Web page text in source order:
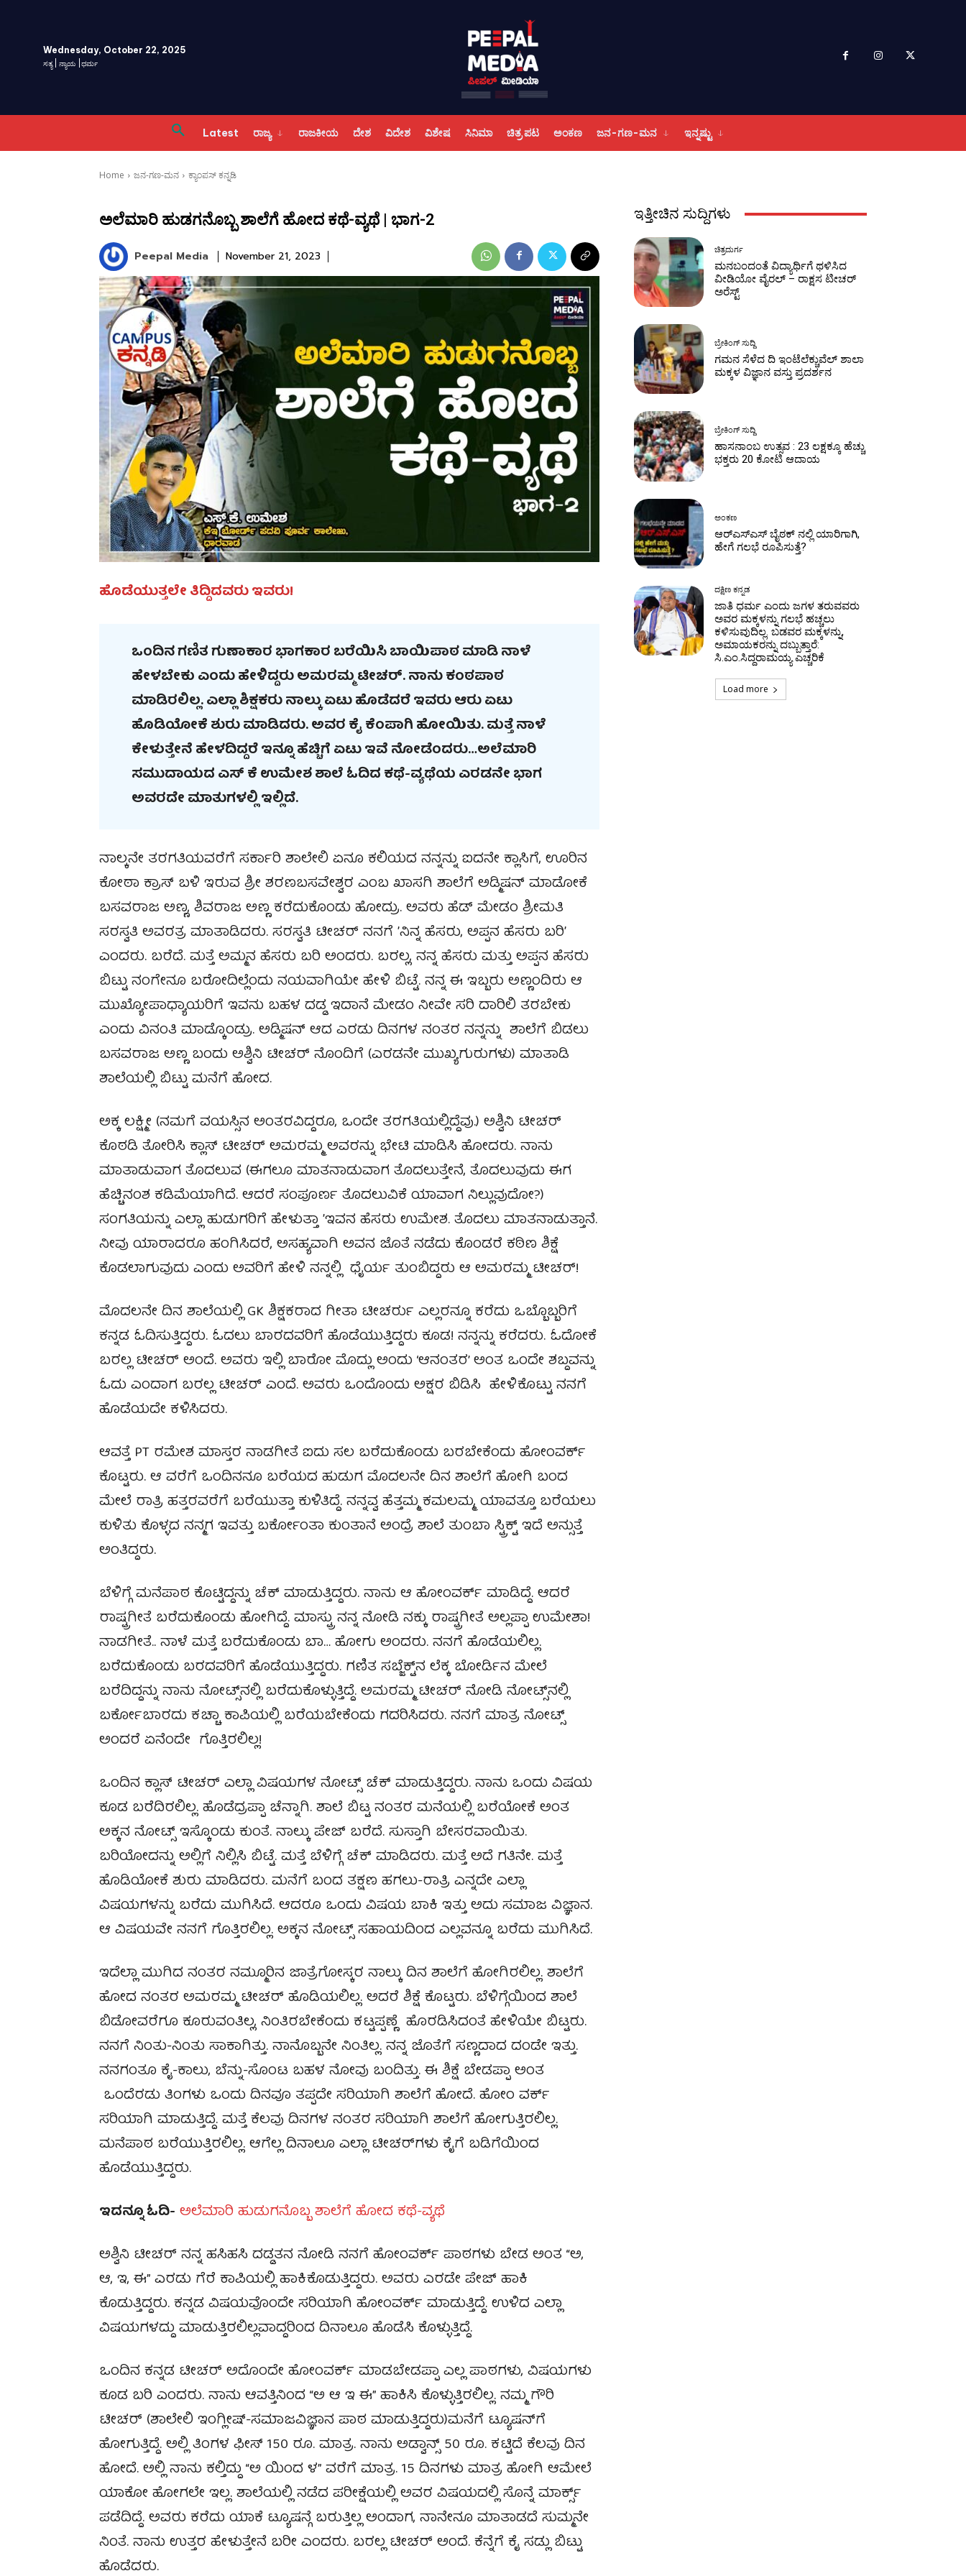
Wednesday, October 22, 2025
ಸತ್ಯ | ನ್ಯಾಯ |ಧರ್ಮ
Latest ರಾಜ್ಯ ರಾಜಕೀಯ ದೇಶ ವಿದೇಶ ವಿಶೇಷ ಸಿನಿಮಾ ಚಿತ್ರ ಪಟ ಅಂಕಣ ಜನ-ಗಣ-ಮನ ಇನ್ನಷ್ಟು
Home ಜನ-ಗಣ-ಮನ ಕ್ಯಾಂಪಸ್ ಕನ್ನಡಿ
ಅಲೆಮಾರಿ ಹುಡಗನೊಬ್ಬ ಶಾಲೆಗೆ ಹೋದ ಕಥೆ-ವ್ಯಥೆ | ಭಾಗ-2
Peepal Media November 21, 2023
ಹೊಡೆಯುತ್ತಲೇ ತಿದ್ದಿದವರು ಇವರು!
ಒಂದಿನ ಗಣಿತ ಗುಣಾಕಾರ ಭಾಗಕಾರ ಬರೆಯಿಸಿ ಬಾಯಿಪಾಠ ಮಾಡಿ ನಾಳೆ
ಹೇಳಬೇಕು ಎಂದು ಹೇಳಿದ್ದರು ಅಮರಮ್ಮ ಟೀಚರ್. ನಾನು ಕಂಠಪಾಠ
ಮಾಡಿರಲಿಲ್ಲ. ಎಲ್ಲಾ ಶಿಕ್ಷಕರು ನಾಲ್ಕು ಏಟು ಹೊಡೆದರೆ ಇವರು ಆರು ಏಟು
ಹೊಡಿಯೋಕೆ ಶುರು ಮಾಡಿದರು. ಅವರ ಕೈ ಕೆಂಪಾಗಿ ಹೋಯಿತು. ಮತ್ತೆ ನಾಳೆ
ಕೇಳುತ್ತೇನೆ ಹೇಳದಿದ್ದರೆ ಇನ್ನೂ ಹೆಚ್ಚಿಗೆ ಏಟು ಇವೆ ನೋಡೆಂದರು…ಅಲೆಮಾರಿ
ಸಮುದಾಯದ ಎಸ್‌ ಕೆ ಉಮೇಶ ಶಾಲೆ ಓದಿದ ಕಥೆ-ವ್ಯಥೆಯ ಎರಡನೇ ಭಾಗ
ಅವರದೇ ಮಾತುಗಳಲ್ಲಿ ಇಲ್ಲಿದೆ.
ನಾಲ್ಕನೇ ತರಗತಿಯವರೆಗೆ ಸರ್ಕಾರಿ ಶಾಲೇಲಿ ಏನೂ ಕಲಿಯದ ನನ್ನನ್ನು ಐದನೇ ಕ್ಲಾಸಿಗೆ, ಊರಿನ
ಕೋಠಾ ಕ್ರಾಸ್ ಬಳಿ ಇರುವ ಶ್ರೀ ಶರಣಬಸವೇಶ್ವರ ಎಂಬ ಖಾಸಗಿ ಶಾಲೆಗೆ ಅಡ್ಮಿಷನ್ ಮಾಡೋಕೆ
ಬಸವರಾಜ ಅಣ್ಣ, ಶಿವರಾಜ ಅಣ್ಣ ಕರೆದುಕೊಂಡು ಹೋದ್ರು. ಅವರು ಹೆಡ್‌ ಮೇಡಂ ಶ್ರೀಮತಿ
ಸರಸ್ವತಿ ಅವರತ್ರ ಮಾತಾಡಿದರು. ಸರಸ್ವತಿ ಟೀಚರ್ ನನಗೆ ʼನಿನ್ನ ಹೆಸರು, ಅಪ್ಪನ ಹೆಸರು ಬರಿʼ
ಎಂದರು. ಬರೆದೆ. ಮತ್ತೆ ಅಮ್ಮನ ಹೆಸರು ಬರಿ ಅಂದರು. ಬರಲ್ಲ, ನನ್ನ ಹೆಸರು ಮತ್ತು ಅಪ್ಪನ ಹೆಸರು
ಬಿಟ್ಟು ನಂಗೇನೂ ಬರೋದಿಲ್ಲೆಂದು ನಯವಾಗಿಯೇ ಹೇಳಿ ಬಿಟ್ಟೆ. ನನ್ನ ಈ ಇಬ್ಬರು ಅಣ್ಣಂದಿರು ಆ
ಮುಖ್ಯೋಪಾಧ್ಯಾಯರಿಗೆ ಇವನು ಬಹಳ ದಡ್ಡ ಇದಾನೆ ಮೇಡಂ ನೀವೇ ಸರಿ ದಾರಿಲಿ ತರಬೇಕು
ಎಂದು ವಿನಂತಿ ಮಾಡ್ಕೊಂಡ್ರು. ಅಡ್ಮಿಷನ್ ಆದ ಎರಡು ದಿನಗಳ ನಂತರ ನನ್ನನ್ನು ಶಾಲೆಗೆ ಬಿಡಲು
ಬಸವರಾಜ ಅಣ್ಣ ಬಂದು ಅಶ್ವಿನಿ ಟೀಚರ್‌ ನೊಂದಿಗೆ (ಎರಡನೇ ಮುಖ್ಯಗುರುಗಳು) ಮಾತಾಡಿ
ಶಾಲೆಯಲ್ಲಿ ಬಿಟ್ಟು ಮನೆಗೆ ಹೋದ.
ಅಕ್ಕ ಲಕ್ಷ್ಮೀ (ನಮಗೆ ವಯಸ್ಸಿನ ಅಂತರವಿದ್ದರೂ, ಒಂದೇ ತರಗತಿಯಲ್ಲಿದ್ದೆವು.) ಅಶ್ವಿನಿ ಟೀಚರ್
ಕೊಠಡಿ ತೋರಿಸಿ ಕ್ಲಾಸ್ ಟೀಚರ್ ಅಮರಮ್ಮ ಅವರನ್ನು ಭೇಟಿ ಮಾಡಿಸಿ ಹೋದರು. ನಾನು
ಮಾತಾಡುವಾಗ ತೊದಲುವ (ಈಗಲೂ ಮಾತನಾಡುವಾಗ ತೊದಲುತ್ತೇನೆ, ತೊದಲುವುದು ಈಗ
ಹೆಚ್ಚಿನಂಶ ಕಡಿಮೆಯಾಗಿದೆ. ಆದರೆ ಸಂಪೂರ್ಣ ತೊದಲುವಿಕೆ ಯಾವಾಗ ನಿಲ್ಲುವುದೋ?)
ಸಂಗತಿಯನ್ನು ಎಲ್ಲಾ ಹುಡುಗರಿಗೆ ಹೇಳುತ್ತಾ ʼಇವನ ಹೆಸರು ಉಮೇಶ. ತೊದಲು ಮಾತನಾಡುತ್ತಾನೆ.
ನೀವು ಯಾರಾದರೂ ಹಂಗಿಸಿದರೆ, ಅಸಹ್ಯವಾಗಿ ಅವನ ಜೊತೆ ನಡೆದು ಕೊಂಡರೆ ಕಠಿಣ ಶಿಕ್ಷೆ
ಕೊಡಲಾಗುವುದು ಎಂದು ಅವರಿಗೆ ಹೇಳಿ ನನ್ನಲ್ಲಿ ಧೈರ್ಯ ತುಂಬಿದ್ದರು ಆ ಅಮರಮ್ಮ ಟೀಚರ್!
ಮೊದಲನೇ ದಿನ ಶಾಲೆಯಲ್ಲಿ GK ಶಿಕ್ಷಕರಾದ ಗೀತಾ ಟೀಚರ್ರು ಎಲ್ಲರನ್ನೂ ಕರೆದು ಒಬ್ಬೊಬ್ಬರಿಗೆ
ಕನ್ನಡ ಓದಿಸುತ್ತಿದ್ದರು. ಓದಲು ಬಾರದವರಿಗೆ ಹೊಡೆಯುತ್ತಿದ್ದರು ಕೂಡ! ನನ್ನನ್ನು ಕರೆದರು. ಓದೋಕೆ
ಬರಲ್ಲ ಟೀಚರ್ ಅಂದೆ. ಅವರು ಇಲ್ಲಿ ಬಾರೋ ಮೊದ್ಲು ಅಂದು ‘ಆನಂತರ’ ಅಂತ ಒಂದೇ ಶಬ್ದವನ್ನು
ಓದು ಎಂದಾಗ ಬರಲ್ಲ ಟೀಚರ್ ಎಂದೆ. ಅವರು ಒಂದೊಂದು ಅಕ್ಷರ ಬಿಡಿಸಿ ಹೇಳಿಕೊಟ್ಟು ನನಗೆ
ಹೊಡೆಯದೇ ಕಳಿಸಿದರು.
ಆವತ್ತೆ PT ರಮೇಶ ಮಾಸ್ತರ ನಾಡಗೀತೆ ಐದು ಸಲ ಬರೆದುಕೊಂಡು ಬರಬೇಕೆಂದು ಹೋಂವರ್ಕ್
ಕೊಟ್ಟರು. ಆ ವರೆಗೆ ಒಂದಿನನೂ ಬರೆಯದ ಹುಡುಗ ಮೊದಲನೇ ದಿನ ಶಾಲೆಗೆ ಹೋಗಿ ಬಂದ
ಮೇಲೆ ರಾತ್ರಿ ಹತ್ತರವರೆಗೆ ಬರೆಯುತ್ತಾ ಕುಳಿತಿದ್ದೆ. ನನ್ನವ್ವ ಹೆತ್ತಮ್ಮ ಕಮಲಮ್ಮ, ಯಾವತ್ತೂ ಬರೆಯಲು
ಕುಳಿತು ಕೊಳ್ಳದ ನನ್ಮಗ ಇವತ್ತು ಬರ್ಕೋಂತಾ ಕುಂತಾನೆ ಅಂದ್ರೆ ಶಾಲೆ ತುಂಬಾ ಸ್ಟ್ರಿಕ್ಟ್ ಇದೆ ಅನ್ಸುತ್ತೆ
ಅಂತಿದ್ದರು.
ಬೆಳಿಗ್ಗೆ ಮನೆಪಾಠ ಕೊಟ್ಟಿದ್ದನ್ನು ಚೆಕ್ ಮಾಡುತ್ತಿದ್ದರು. ನಾನು ಆ ಹೋಂವರ್ಕ್ ಮಾಡಿದ್ದೆ. ಆದರೆ
ರಾಷ್ಟ್ರಗೀತೆ ಬರೆದುಕೊಂಡು ಹೋಗಿದ್ದೆ. ಮಾಸ್ಟ್ರು ನನ್ನ ನೋಡಿ ನಕ್ಕು ರಾಷ್ಟ್ರಗೀತೆ ಅಲ್ಲಪ್ಪಾ ಉಮೇಶಾ!
ನಾಡಗೀತೆ.. ನಾಳೆ ಮತ್ತೆ ಬರೆದುಕೊಂಡು ಬಾ… ಹೋಗು ಅಂದರು. ನನಗೆ ಹೊಡೆಯಲಿಲ್ಲ.
ಬರೆದುಕೊಂಡು ಬರದವರಿಗೆ ಹೊಡೆಯುತ್ತಿದ್ದರು. ಗಣಿತ ಸಬ್ಜೆಕ್ಟ್‌ನ ಲೆಕ್ಕ ಬೋರ್ಡಿನ ಮೇಲೆ
ಬರೆದಿದ್ದನ್ನು ನಾನು ನೋಟ್ಸ್‌ನಲ್ಲಿ ಬರೆದುಕೊಳ್ಳುತ್ತಿದ್ದೆ. ಅಮರಮ್ಮ ಟೀಚರ್ ನೋಡಿ ನೋಟ್ಸ್‌ನಲ್ಲಿ
ಬರ್ಕೋಬಾರದು ಕಚ್ಚಾ ಕಾಪಿಯಲ್ಲಿ ಬರೆಯಬೇಕೆಂದು ಗದರಿಸಿದರು. ನನಗೆ ಮಾತ್ರ ನೋಟ್ಸ್
ಅಂದರೆ ಏನೆಂದೇ ಗೊತ್ತಿರಲಿಲ್ಲ!
ಒಂದಿನ ಕ್ಲಾಸ್ ಟೀಚರ್ ಎಲ್ಲಾ ವಿಷಯಗಳ ನೋಟ್ಸ್ ಚೆಕ್ ಮಾಡುತ್ತಿದ್ದರು. ನಾನು ಒಂದು ವಿಷಯ
ಕೂಡ ಬರೆದಿರಲಿಲ್ಲ. ಹೊಡೆದ್ರಪ್ಪಾ ಚೆನ್ನಾಗಿ. ಶಾಲೆ ಬಿಟ್ಟ ನಂತರ ಮನೆಯಲ್ಲಿ ಬರೆಯೋಕೆ ಅಂತ
ಅಕ್ಕನ ನೋಟ್ಸ್ ಇಸ್ಕೊಂಡು ಕುಂತೆ. ನಾಲ್ಕು ಪೇಜ್ ಬರೆದೆ. ಸುಸ್ತಾಗಿ ಬೇಸರವಾಯಿತು.
ಬರಿಯೋದನ್ನು ಅಲ್ಲಿಗೆ ನಿಲ್ಲಿಸಿ ಬಿಟ್ಟೆ. ಮತ್ತೆ ಬೆಳಿಗ್ಗೆ ಚೆಕ್ ಮಾಡಿದರು. ಮತ್ತೆ ಅದೆ ಗತಿನೇ. ಮತ್ತೆ
ಹೊಡಿಯೋಕೆ ಶುರು ಮಾಡಿದರು. ಮನೆಗೆ ಬಂದ ತಕ್ಷಣ ಹಗಲು-ರಾತ್ರಿ ಎನ್ನದೇ ಎಲ್ಲಾ
ವಿಷಯಗಳನ್ನು ಬರೆದು ಮುಗಿಸಿದೆ. ಆದರೂ ಒಂದು ವಿಷಯ ಬಾಕಿ ಇತ್ತು ಅದು ಸಮಾಜ ವಿಜ್ಞಾನ.
ಆ ವಿಷಯವೇ ನನಗೆ ಗೊತ್ತಿರಲಿಲ್ಲ. ಅಕ್ಕನ ನೋಟ್ಸ್‌ ಸಹಾಯದಿಂದ ಎಲ್ಲವನ್ನೂ ಬರೆದು ಮುಗಿಸಿದೆ.
ಇದೆಲ್ಲಾ ಮುಗಿದ ನಂತರ ನಮ್ಮೂರಿನ ಜಾತ್ರೆಗೋಸ್ಕರ ನಾಲ್ಕು ದಿನ ಶಾಲೆಗೆ ಹೋಗಿರಲಿಲ್ಲ. ಶಾಲೆಗೆ
ಹೋದ ನಂತರ ಅಮರಮ್ಮ ಟೀಚರ್ ಹೊಡಿಯಲಿಲ್ಲ. ಅದರೆ ಶಿಕ್ಷೆ ಕೊಟ್ಟರು. ಬೆಳಿಗ್ಗೆಯಿಂದ ಶಾಲೆ
ಬಿಡೋವರೆಗೂ ಕೂರುವಂತಿಲ್ಲ, ನಿಂತಿರಬೇಕೆಂದು ಕಟ್ಟಪ್ಪಣ್ಣೆ ಹೊರಡಿಸಿದಂತೆ ಹೇಳಿಯೇ ಬಿಟ್ಟರು.
ನನಗೆ ನಿಂತು-ನಿಂತು ಸಾಕಾಗಿತ್ತು. ನಾನೊಬ್ಬನೇ ನಿಂತಿಲ್ಲ. ನನ್ನ ಜೊತೆಗೆ ಸಣ್ಣದಾದ ದಂಡೇ ಇತ್ತು.
ನನಗಂತೂ ಕೈ-ಕಾಲು, ಬೆನ್ನು-ಸೊಂಟ ಬಹಳ ನೋವು ಬಂದಿತ್ತು. ಈ ಶಿಕ್ಷೆ ಬೇಡಪ್ಪಾ ಅಂತ
ಒಂದೆರಡು ತಿಂಗಳು ಒಂದು ದಿನವೂ ತಪ್ಪದೇ ಸರಿಯಾಗಿ ಶಾಲೆಗೆ ಹೋದೆ. ಹೋಂ ವರ್ಕ್
ಸರಿಯಾಗಿ ಮಾಡುತ್ತಿದ್ದೆ. ಮತ್ತೆ ಕೆಲವು ದಿನಗಳ ನಂತರ ಸರಿಯಾಗಿ ಶಾಲೆಗೆ ಹೋಗುತ್ತಿರಲಿಲ್ಲ.
ಮನೆಪಾಠ ಬರೆಯುತ್ತಿರಲಿಲ್ಲ. ಆಗೆಲ್ಲ ದಿನಾಲೂ ಎಲ್ಲಾ ಟೀಚರ್‌ಗಳು ಕೈಗೆ ಬಡಿಗೆಯಿಂದ
ಹೊಡೆಯುತ್ತಿದ್ದರು.
ಇದನ್ನೂ ಓದಿ- ಅಲೆಮಾರಿ ಹುಡುಗನೊಬ್ಬ ಶಾಲೆಗೆ ಹೋದ ಕಥೆ-ವ್ಯಥೆ
ಅಶ್ವಿನಿ ಟೀಚರ್ ನನ್ನ ಹಸಿಹಸಿ ದಡ್ಡತನ ನೋಡಿ ನನಗೆ ಹೋಂವರ್ಕ್ ಪಾಠಗಳು ಬೇಡ ಅಂತ “ಅ,
ಆ, ಇ, ಈ” ಎರಡು ಗೆರೆ ಕಾಪಿಯಲ್ಲಿ ಹಾಕಿಕೊಡುತ್ತಿದ್ದರು. ಅವರು ಎರಡೇ ಪೇಜ್ ಹಾಕಿ
ಕೊಡುತ್ತಿದ್ದರು. ಕನ್ನಡ ವಿಷಯವೊಂದೇ ಸರಿಯಾಗಿ ಹೋಂವರ್ಕ್ ಮಾಡುತ್ತಿದ್ದೆ. ಉಳಿದ ಎಲ್ಲಾ
ವಿಷಯಗಳದ್ದು ಮಾಡುತ್ತಿರಲಿಲ್ಲವಾದ್ದರಿಂದ ದಿನಾಲೂ ಹೊಡೆಸಿ ಕೊಳ್ಳುತ್ತಿದ್ದೆ.
ಒಂದಿನ ಕನ್ನಡ ಟೀಚರ್ ಅದೊಂದೇ ಹೋಂವರ್ಕ್ ಮಾಡಬೇಡಪ್ಪಾ ಎಲ್ಲ ಪಾಠಗಳು, ವಿಷಯಗಳು
ಕೂಡ ಬರಿ ಎಂದರು. ನಾನು ಆವತ್ತಿನಿಂದ “ಅ ಆ ಇ ಈ” ಹಾಕಿಸಿ ಕೊಳ್ಳುತ್ತಿರಲಿಲ್ಲ. ನಮ್ಮ ಗೌರಿ
ಟೀಚರ್ (ಶಾಲೇಲಿ ಇಂಗ್ಲೀಷ್-ಸಮಾಜವಿಜ್ಞಾನ ಪಾಠ ಮಾಡುತ್ತಿದ್ದರು)ಮನೆಗೆ ಟ್ಯೂಷನ್‌ಗೆ
ಹೋಗುತ್ತಿದ್ದೆ. ಅಲ್ಲಿ ತಿಂಗಳ ಫೀಸ್ 150 ರೂ. ಮಾತ್ರ. ನಾನು ಅಡ್ವಾನ್ಸ್ 50 ರೂ. ಕಟ್ಟಿದೆ ಕೆಲವು ದಿನ
ಹೋದೆ. ಅಲ್ಲಿ ನಾನು ಕಲ್ತಿದ್ದು “ಅ ಯಿಂದ ಳ” ವರೆಗೆ ಮಾತ್ರ. 15 ದಿನಗಳು ಮಾತ್ರ ಹೋಗಿ ಆಮೇಲೆ
ಯಾಕೋ ಹೋಗಲೇ ಇಲ್ಲ. ಶಾಲೆಯಲ್ಲಿ ನಡೆದ ಪರೀಕ್ಷೆಯಲ್ಲಿ ಅವರ ವಿಷಯದಲ್ಲಿ ಸೊನ್ನೆ ಮಾರ್ಕ್ಸ್
ಪಡೆದಿದ್ದೆ. ಅವರು ಕರೆದು ಯಾಕೆ ಟ್ಯೂಷನ್ಗೆ ಬರುತ್ತಿಲ್ಲ ಅಂದಾಗ, ನಾನೇನೂ ಮಾತಾಡದೆ ಸುಮ್ಮನೇ
ನಿಂತೆ. ನಾನು ಉತ್ತರ ಹೇಳುತ್ತೇನೆ ಬರೀ ಎಂದರು. ಬರಲ್ಲ ಟೀಚರ್ ಅಂದೆ. ಕೆನ್ನೆಗೆ ಕೈ ಸಡ್ಲು ಬಿಟ್ಟು
ಹೊಡೆದರು.
ಇತ್ತೀಚಿನ ಸುದ್ದಿಗಳು
ಚಿತ್ರದುರ್ಗ
ಮನಬಂದಂತೆ ವಿದ್ಯಾರ್ಥಿಗೆ ಥಳಿಸಿದ
ವೀಡಿಯೋ ವೈರಲ್‌ – ರಾಕ್ಷಸ ಟೀಚರ್
ಅರೆಸ್ಟ್
ಬ್ರೇಕಿಂಗ್ ಸುದ್ದಿ
ಗಮನ ಸೆಳೆದ ದಿ ಇಂಟೆಲೆಕ್ಚುವೆಲ್ ಶಾಲಾ
ಮಕ್ಕಳ ವಿಜ್ಞಾನ ವಸ್ತು ಪ್ರದರ್ಶನ
ಬ್ರೇಕಿಂಗ್ ಸುದ್ದಿ
ಹಾಸನಾಂಬ ಉತ್ಸವ : 23 ಲಕ್ಷಕ್ಕೂ ಹೆಚ್ಚು
ಭಕ್ತರು 20 ಕೋಟಿ ಆದಾಯ
ಅಂಕಣ
ಆರ್‌ಎಸ್‌ಎಸ್ ಬೈಠಕ್ ನಲ್ಲಿ ಯಾರಿಗಾಗಿ,
ಹೇಗೆ ಗಲಭೆ ರೂಪಿಸುತ್ತೆ?
ದಕ್ಷಿಣ ಕನ್ನಡ
ಜಾತಿ ಧರ್ಮ ಎಂದು ಜಗಳ ತರುವವರು
ಅವರ ಮಕ್ಕಳನ್ನು ಗಲಭೆ ಹಚ್ಚಲು
ಕಳಿಸುವುದಿಲ್ಲ. ಬಡವರ ಮಕ್ಕಳನ್ನು,
ಅಮಾಯಕರನ್ನು ದಬ್ಬುತ್ತಾರೆ:
ಸಿ.ಎಂ.ಸಿದ್ದರಾಮಯ್ಯ ಎಚ್ಚರಿಕೆ
Load more